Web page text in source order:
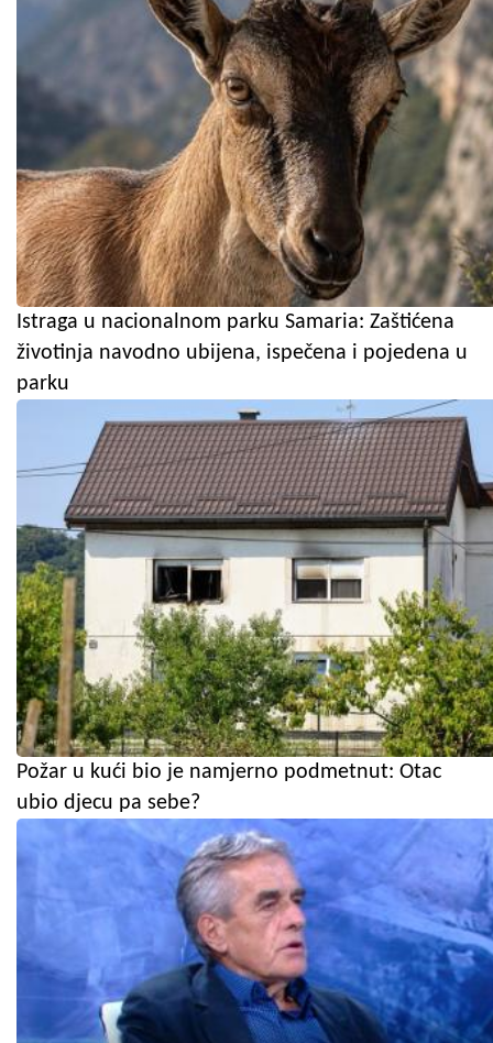
Istraga u nacionalnom parku Samaria: Zaštićena
životinja navodno ubijena, ispečena i pojedena u
parku
Požar u kući bio je namjerno podmetnut: Otac
ubio djecu pa sebe?